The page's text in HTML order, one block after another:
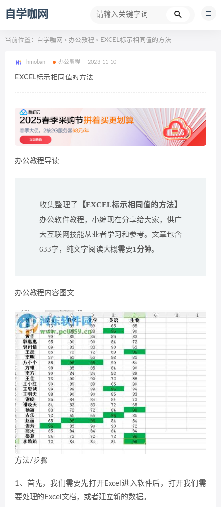
自学咖网
当前位置： 自学咖网 > 办公教程 > EXCEL标示相同值的方法
hmoban 办公教程 2023-11-10
EXCEL标示相同值的方法
办公教程导读
收集整理了
【EXCEL标示相同值的方法】
办公软件教程，小编现在分享给大家，供广
大互联网技能从业者学习和参考。文章包含
633字，纯文字阅读大概需要1分钟。
办公教程内容图文
方法/步骤
1、首先，我们需要先打开Excel进入软件后，打开我们需
要处理的Excel文档，或者建立新的数据。